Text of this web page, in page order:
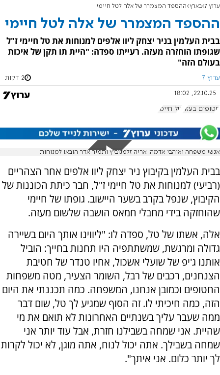
ערוץ 7 בארץ ההספד המצמרר של אלה לטל חיימי
ההספד המצמרר של אלה לטל חיימי
בבית העלמין בניר יצחק ליוו אלפים למנוחות את טל חיימי ז"ל
שגופתו הוחזרה מעזה. רעייתו ספדה: "היית תו תקן של איכות
בעולם הזה"
ערוץ 7 2 דקות
22.10.25, 18:02
חטופים בעזה טל חיימי
אנשי משפחה ואוהבי אדמה: אריה זלמנוביץ ותמיר אדר הובאו למנוחות
בבית העלמין בקיבוץ ניר יצחק ליוו אלפים אחר הצהריים
(רביעי) למנוחות את טל חיימי ז"ל, חבר כיתת הכוננות של
הקיבוץ, שנפל בקרב בשער היישוב. גופתו של חיימי
שהוחזקה בידי מחבלי חמאס הושבה שלשום מעזה.
אלה, אשתו של טל, ספדה לו: "ליווינו אותך היום בשיירה
גדולה ומרגשת, שמשתתפיה היו תחנות בחייך: הוביל
אותנו ג'יפ של שועלי אשכול, אחיו טנדר של חטיבת
הצנחנים, רכבים של רבל, השומר הצעיר, מטה משפחות
החטופים וכמובן אנחנו, המשפחה. כמה תכננתי את היום
הזה, כמה חיכיתי לו. זה הסוף שמגיע לך טל, שום דבר
ממה שעבר עליך בשנתיים האחרונות לא תואם את מי
שהיית. אני שמחה בשבילנו חזרת, אבל עוד יותר אני
שמחה בשבילך. אתה יכול לנוח, אתה מוגן, לא יכול לקרות
לך יותר כלום. אני איתך".